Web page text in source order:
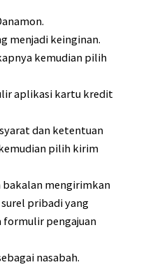
menjadi keinginan.
kemudian pilih
aplikasi kartu kredit
dan ketentuan
pilih kirim
bakalan mengirimkan
pribadi yang
formulir pengajuan
nasabah.